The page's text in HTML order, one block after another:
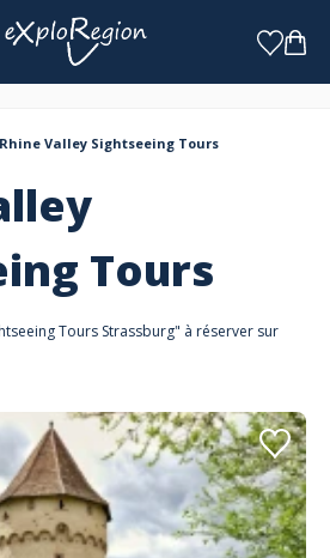
cookies
Rhine Valley Sightseeing Tours
Tours
Tours Strassburg" à réserver sur